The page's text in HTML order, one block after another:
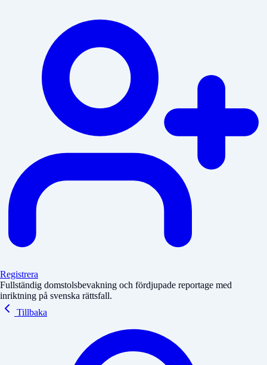
Registrera
Fullständig domstolsbevakning och fördjupade reportage med
inriktning på svenska rättsfall.
Tillbaka